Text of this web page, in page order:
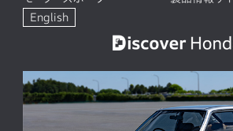
English